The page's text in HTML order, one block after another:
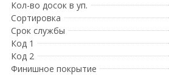
Кол-во досок в уп.
Сортировка
Срок службы
Код 1
Код 2
Финишное покрытие